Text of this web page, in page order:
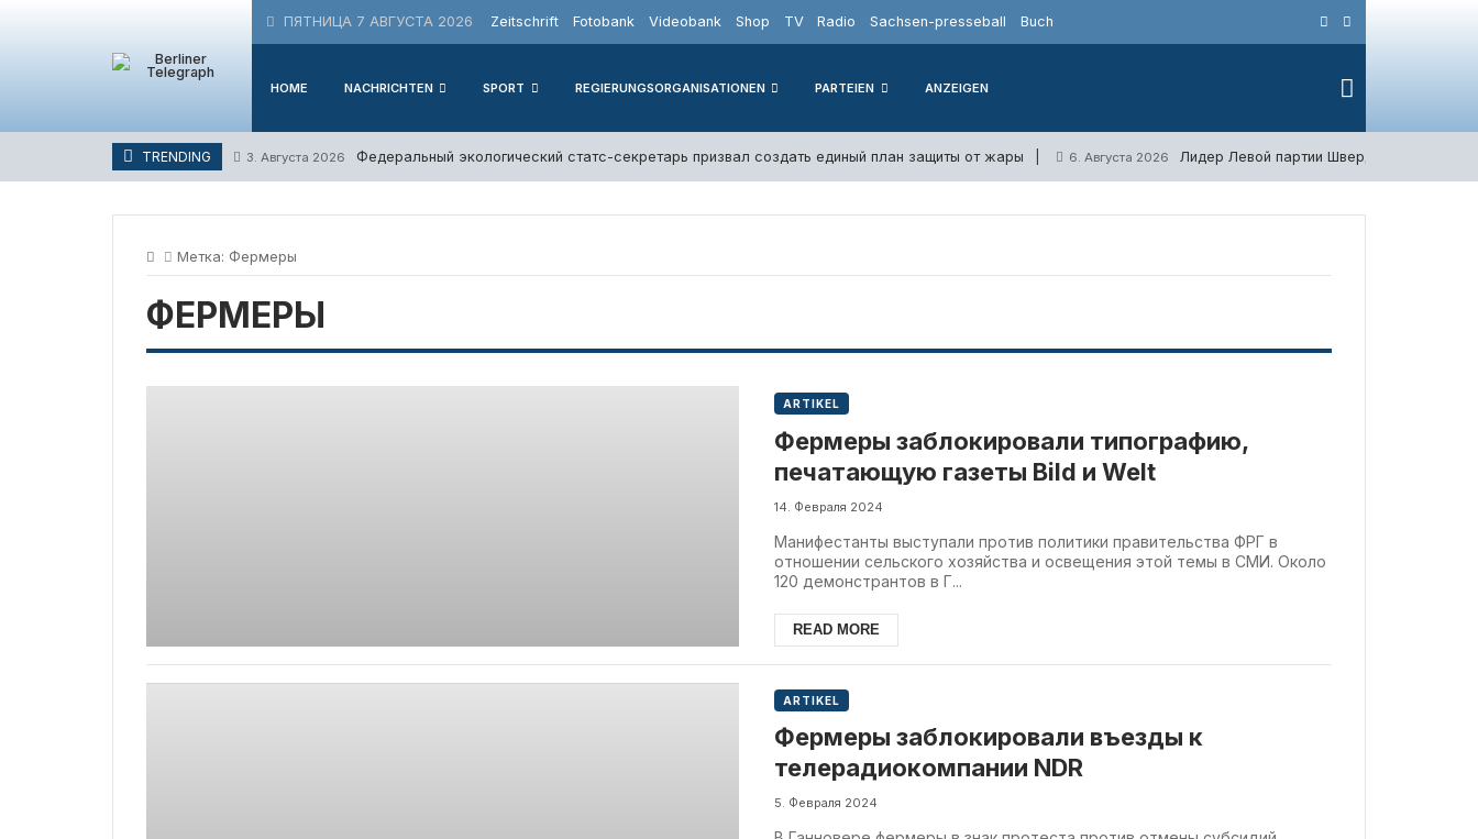
ПЯТНИЦА 7 АВГУСТА 2026 Zeitschrift Fotobank Videobank Shop TV Radio Sachsen-presseball Buch
HOME NACHRICHTEN SPORT REGIERUNGSORGANISATIONEN PARTEIEN ANZEIGEN
TRENDING 3. Августа 2026 Федеральный экологический статс-секретарь призвал создать единый план защиты от жары 6. Августа 2026 Лидер Левой партии Швердтнер делает
Метка: Фермеры
ФЕРМЕРЫ
ARTIKEL
Фермеры заблокировали типографию,
печатающую газеты Bild и Welt
14. Февраля 2024
Манифестанты выступали против политики правительства ФРГ в
отношении сельского хозяйства и освещения этой темы в СМИ. Около
120 демонстрантов в Г...
READ MORE
ARTIKEL
Фермеры заблокировали въезды к
телерадиокомпании NDR
5. Февраля 2024